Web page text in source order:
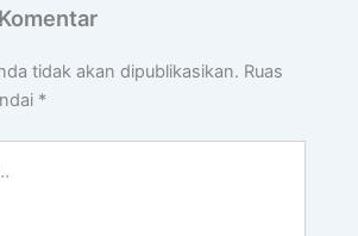
tidak akan dipublikasikan. Ruas
*